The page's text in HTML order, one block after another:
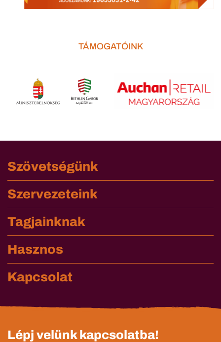
TÁMOGATÓINK
Szövetségünk
Szervezeteink
Tagjainknak
Hasznos
Kapcsolat
Lépj velünk kapcsolatba!